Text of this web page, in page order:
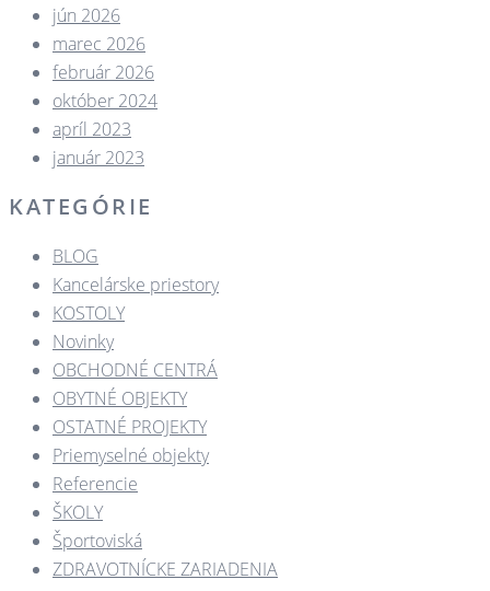
jún 2026
marec 2026
február 2026
október 2024
apríl 2023
január 2023
KATEGÓRIE
BLOG
Kancelárske priestory
KOSTOLY​
Novinky
OBCHODNÉ CENTRÁ​
OBYTNÉ OBJEKTY​
OSTATNÉ PROJEKTY​
Priemyselné objekty
Referencie
ŠKOLY
Športoviská
ZDRAVOTNÍCKE ZARIADENIA​